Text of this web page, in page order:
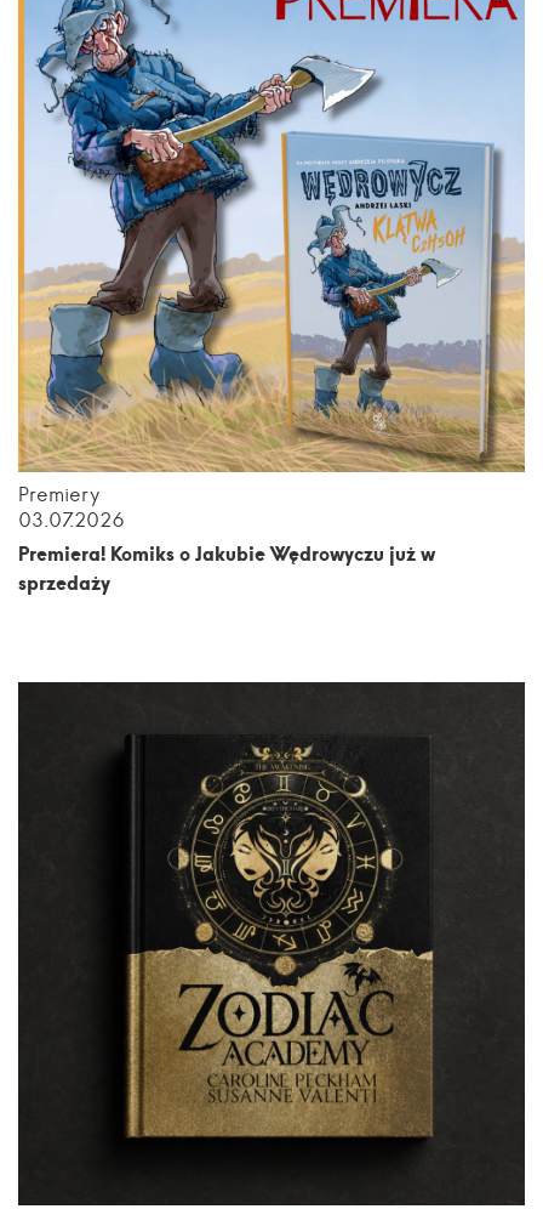
Premiery
03.07.2026
Premiera! Komiks o Jakubie Wędrowyczu już w
sprzedaży